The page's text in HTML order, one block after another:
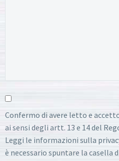
Confermo di avere letto e
ai sensi degli artt. 13 e 14 del
Leggi le informazioni sulla
è necessario spuntare la casella